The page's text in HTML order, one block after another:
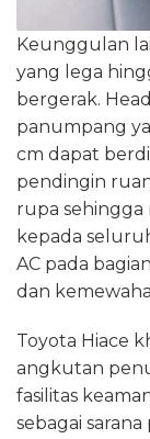
Keunggulan
yang lega
bergerak.
panumpang
cm dapat
pendingin
rupa
kepada
AC pada
dan
Toyota Hiace
angkutan
fasilitas
sebagai